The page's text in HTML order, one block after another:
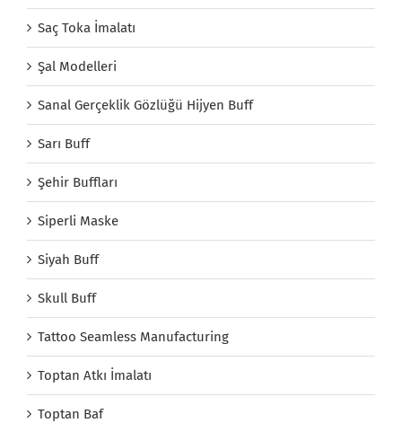
Saç Toka İmalatı
Şal Modelleri
Sanal Gerçeklik Gözlüğü Hijyen Buff
Sarı Buff
Şehir Buffları
Siperli Maske
Siyah Buff
Skull Buff
Tattoo Seamless Manufacturing
Toptan Atkı İmalatı
Toptan Baf